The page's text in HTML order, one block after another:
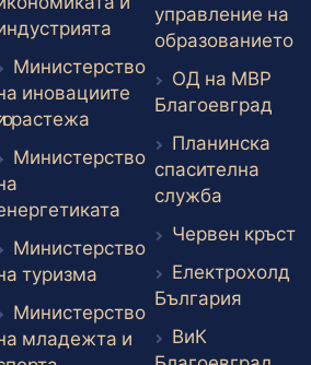
линк
Външен линк
Министерство
иновациите
растежа Външен линк
Министерство
Външен линк
Министерство
туризма Външен линк
Министерство
младежта и
управление на
образованието
ОД на МВР
Благоевград
Планинска
спасителна
служба
Червен кръст
Електрохолд
България
ВиК